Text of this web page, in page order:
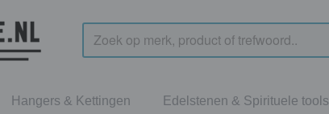
Hangers & Kettingen Edelstenen & Spirituele tools